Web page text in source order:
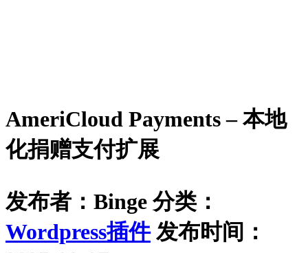
AmeriCloud Payments – 本地
化捐赠支付扩展
发布者：Binge 分类：
Wordpress插件 发布时间：